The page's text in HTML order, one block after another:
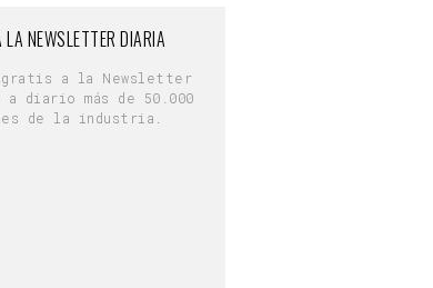
NEWSLETTER DIARIA
gratis a la Newsletter
a diario más de 50.000
de la industria.